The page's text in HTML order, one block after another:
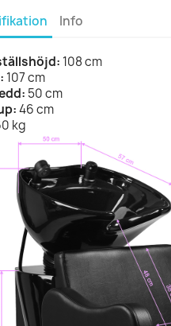
Info
108 cm
107 cm
50 cm
46 cm
kg